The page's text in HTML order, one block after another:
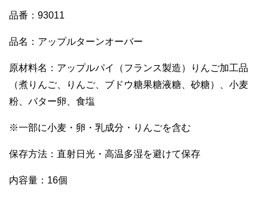
品番：93011
品名：アップルターンオーバー
原材料名：アップルパイ（フランス製造）りんご加工品
（煮りんご、りんご、ブドウ糖果糖液糖、砂糖）、小麦
粉、バター卵、食塩
※一部に小麦・卵・乳成分・りんごを含む
保存方法：直射日光・高温多湿を避けて保存
内容量：16個